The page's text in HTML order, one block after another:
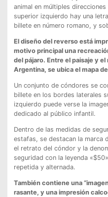
animal en múltiples
superior izquierdo hay una
billete en número romano, y
El diseño del reverso está
motivo principal una
del pájaro. Entre el paisaje y
Argentina, se ubica el mapa
Un conjunto de cóndores se
billete en los bordes laterales
izquierdo puede verse la
dedicado al público infantil.
Dentro de las medidas de
estafas, se destacan la marca
el retrato del cóndor y la
seguridad con la leyenda
repetida y alternada.
También contiene una
rasante, y una impresión